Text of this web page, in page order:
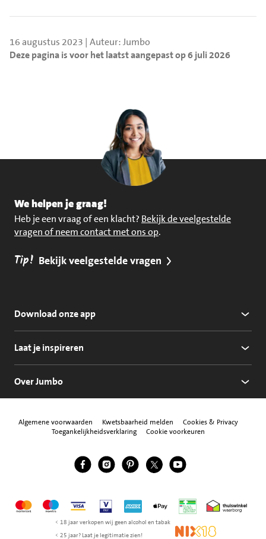
16 augustus 2023 | Auteur: Jumbo
Deze pagina is voor het laatst aangepast op 6 juli 2026
We helpen je graag!
Heb je een vraag of een klacht? Bekijk de veelgestelde
vragen of neem contact met ons op.
Tip! Bekijk veelgestelde vragen
Download onze app
Laat je inspireren
Over Jumbo
Algemene voorwaarden Kwetsbaarheid melden
Cookies & Privacy
Toegankelijkheidsverklaring
Cookie voorkeuren
Volg ons
Jumbo Facebook
Jumbo Instagram
Jumbo Pinterest
Jumbo Twitter
Jumbo YouTube
MastercardMaestroVisa Vpay American Express
Apple Pay Thuiswinkel
< 18 jaar verkopen wij geen alcohol en tabak
< 25 jaar? Laat je legitimatie zien!
NIX18